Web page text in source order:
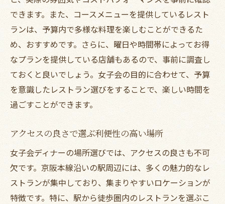
できます。また、コースメニューを提供しているレスト
ランは、予算内で多様な料理を楽しむことができるた
め、おすすめです。さらに、曜日や時間帯によってお得
なプランを提供している店舗もあるので、事前に調査し
ておくと良いでしょう。女子会の目的に合わせて、予算
を意識したレストラン選びをすることで、楽しい時間を
過ごすことができます。
アクセスの良さで選ぶ利便性の高い場所
女子会ディナーの場所選びでは、アクセスの良さも不可
欠です。京阪本線沿いの駅周辺には、多くの魅力的なレ
ストランが集中しており、集まりやすいロケーションが
特徴です。特に、駅から徒歩圏内のレストランを選ぶこ